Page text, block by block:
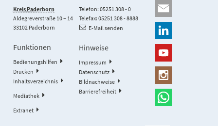
Kreis Paderborn
Aldegreverstraße 10 – 14
33102 Paderborn
Telefon: 05251 308 - 0
Telefax: 05251 308 - 8888
E-Mail senden
Funktionen
Bedienungshilfen
Drucken
Inhaltsverzeichnis
Mediathek
Extranet
Hinweise
Impressum
Datenschutz
Bildnachweise
Barrierefreiheit